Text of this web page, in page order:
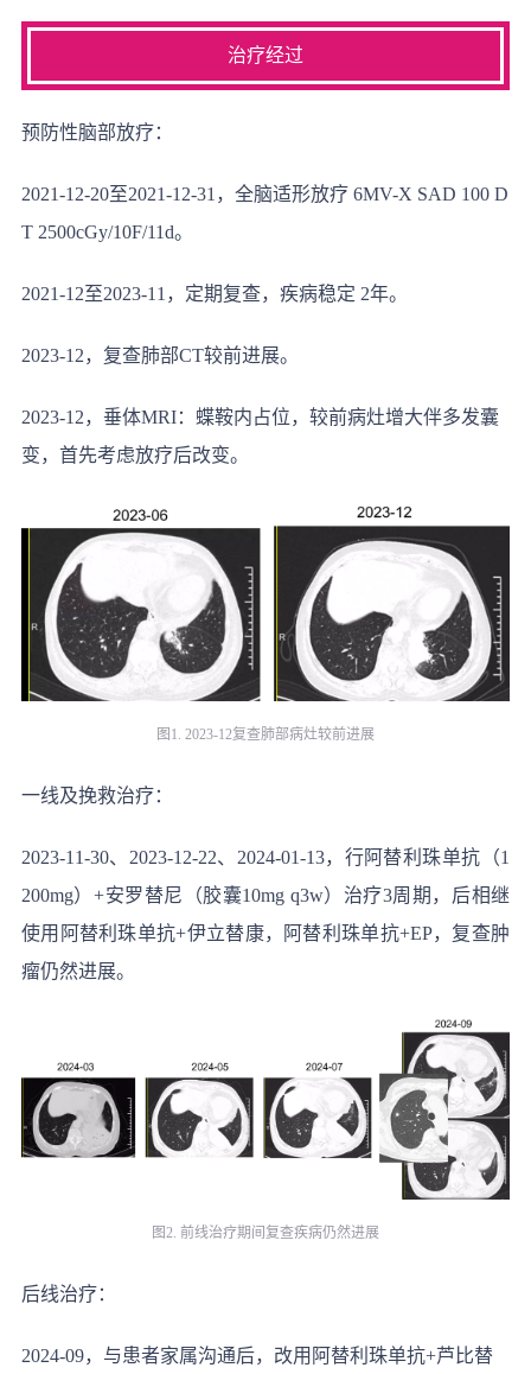
治疗经过
预防性脑部放疗：
2021-12-20至2021-12-31，全脑适形放疗 6MV-X SAD 100 D
T 2500cGy/10F/11d。
2021-12至2023-11，定期复查，疾病稳定 2年。
2023-12，复查肺部CT较前进展。
2023-12，垂体MRI：蝶鞍内占位，较前病灶增大伴多发囊
变，首先考虑放疗后改变。
图1. 2023-12复查肺部病灶较前进展
一线及挽救治疗：
2023-11-30、2023-12-22、2024-01-13，行阿替利珠单抗（1
200mg）+安罗替尼（胶囊10mg q3w）治疗3周期，后相继
使用阿替利珠单抗+伊立替康，阿替利珠单抗+EP，复查肿
瘤仍然进展。
图2. 前线治疗期间复查疾病仍然进展
后线治疗：
2024-09，与患者家属沟通后，改用阿替利珠单抗+芦比替